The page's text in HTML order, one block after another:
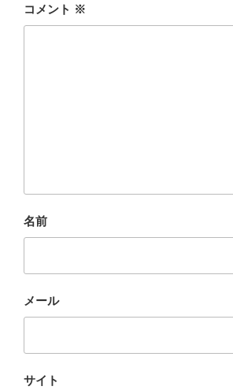
コメント ※
名前
メール
サイト